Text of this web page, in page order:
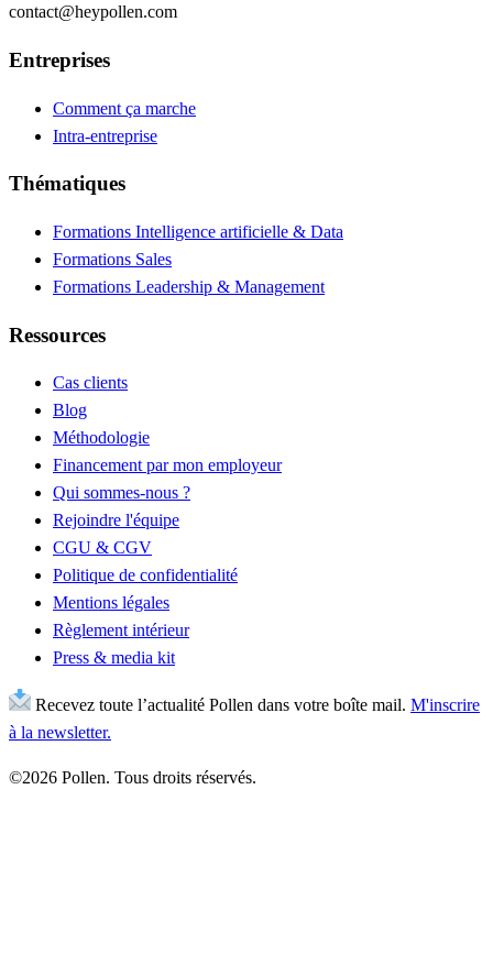
contact@heypollen.com
Entreprises
Comment ça marche
Intra-entreprise
Thématiques
Formations Intelligence artificielle & Data
Formations Sales
Formations Leadership & Management
Ressources
Cas clients
Blog
Méthodologie
Financement par mon employeur
Qui sommes-nous ?
Rejoindre l'équipe
CGU & CGV
Politique de confidentialité
Mentions légales
Règlement intérieur
Press & media kit
Recevez toute l’actualité Pollen dans votre boîte mail. M'inscrire
à la newsletter.
©2026 Pollen. Tous droits réservés.